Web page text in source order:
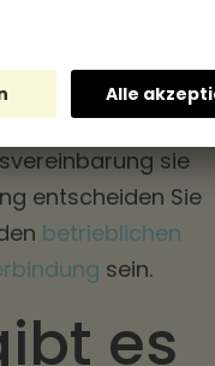
Richter und
Teilzeitkräfte
freiwillige
sie
entscheiden Sie
betrieblichen
sein.
es